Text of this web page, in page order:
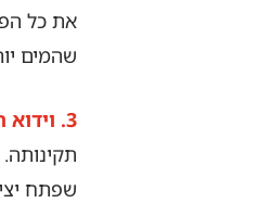
את כל
שהמים
3. וידוא תקינות משאבות טבולות:
שפתח